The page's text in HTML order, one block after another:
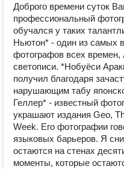
Доброго времени суток
профессиональный
обучался у таких
Ньютон* - один из самых
фотографов всех времен,
светописи. *Нобуёси
получил благодаря
нарушающим табу
Геллер* - известный
украшают издания Geo,
Week. Его фотографии
языковых барьеров. Я
остаются на стенах
моменты, которые